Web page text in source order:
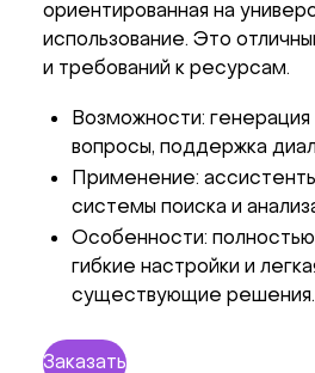
ориентированная на
использование. Это
и требований к ресурсам.
Возможности: генерация
вопросы, поддержка
Применение:
системы поиска и
Особенности:
гибкие настройки и
существующие решения.
Заказать